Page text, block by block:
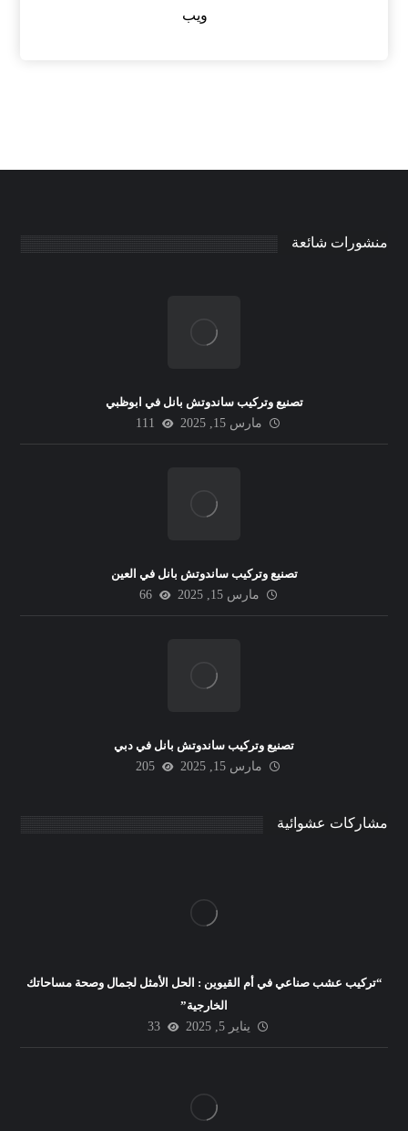
ويب
منشورات شائعة
تصنيع وتركيب ساندوتش بانل في ابوظبي
مارس 15, 2025
111
تصنيع وتركيب ساندوتش بانل في العين
مارس 15, 2025
66
تصنيع وتركيب ساندوتش بانل في دبي
مارس 15, 2025
205
مشاركات عشوائية
“تركيب عشب صناعي في أم القيوين : الحل الأمثل لجمال وصحة مساحاتك
الخارجية”
يناير 5, 2025
33